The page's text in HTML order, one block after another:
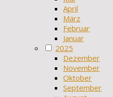
April
März
Februar
Januar
2025
Dezember
November
Oktober
September